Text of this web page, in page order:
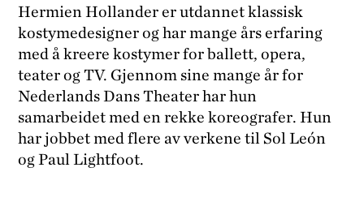
Hermien Hollander er utdannet klassisk
kostymedesigner og har mange års erfaring
med å kreere kostymer for ballett, opera,
teater og TV. Gjennom sine mange år for
Nederlands Dans Theater har hun
samarbeidet med en rekke koreografer. Hun
har jobbet med flere av verkene til Sol León
og Paul Lightfoot.